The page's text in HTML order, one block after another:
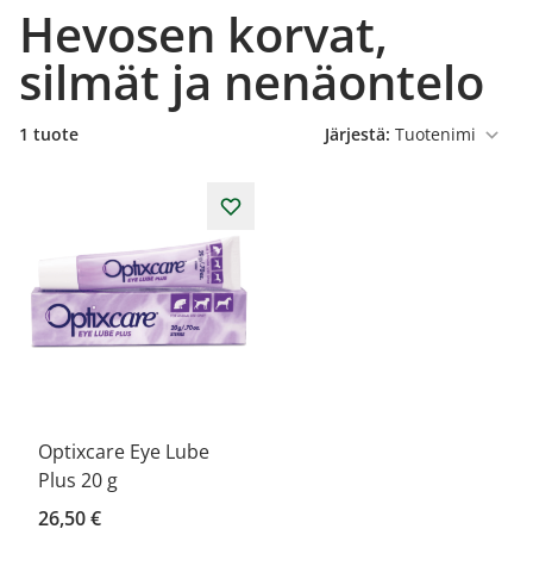
Hevosen korvat,
silmät ja nenäontelo
1 tuote Järjestä:
Optixcare Eye Lube
Plus 20 g
26,50 €